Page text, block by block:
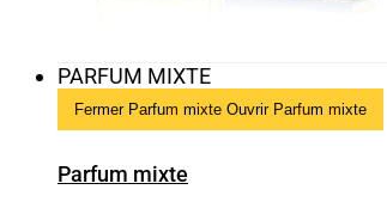
PARFUM MIXTE
Fermer Parfum mixte Ouvrir Parfum mixte
Parfum mixte